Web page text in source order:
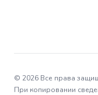
© 2026 Все права
При копировании